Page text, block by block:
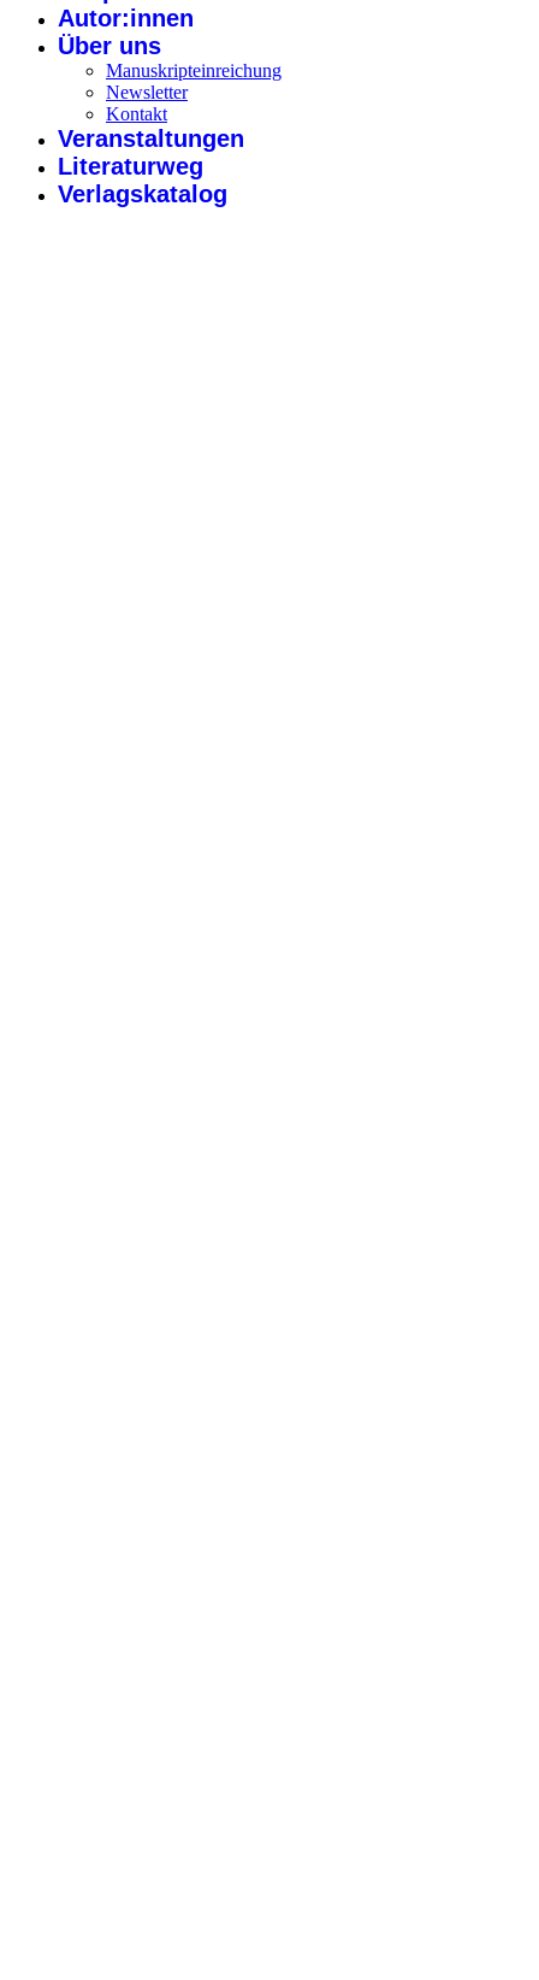
Autor:innen
Über uns
Manuskripteinreichung
Newsletter
Kontakt
Veranstaltungen
Literaturweg
Verlagskatalog